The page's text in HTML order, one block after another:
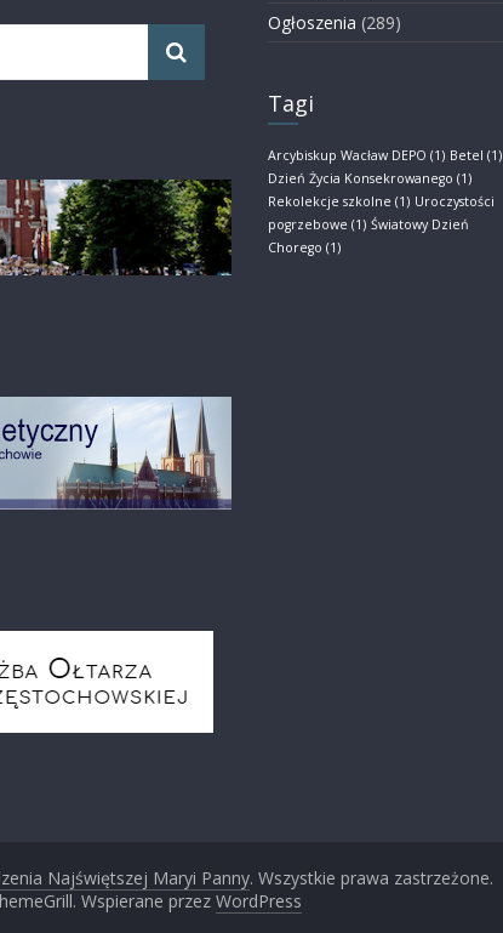
Ogłoszenia (289)
Tagi
Arcybiskup Wacław DEPO (1) Betel (1)
Dzień Życia Konsekrowanego (1)
Rekolekcje szkolne (1) Uroczystości
pogrzebowe (1) Światowy Dzień
Chorego (1)
Najświętszej Maryi Panny. Wszystkie prawa zastrzeżone.
Wspierane przez WordPress